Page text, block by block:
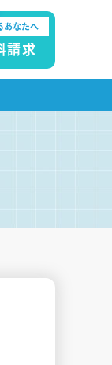
あなたへ
請求